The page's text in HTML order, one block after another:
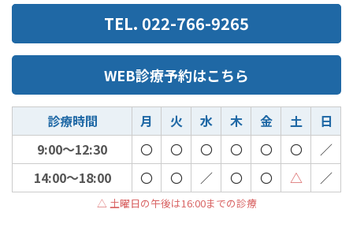
TEL. 022-766-9265
WEB診療予約はこちら
診療時間 月 火 水 木 金 土
日
9:00～12:30
〇 〇 〇 〇 〇 〇
／
14:00～18:00
〇 〇 ／ 〇 〇 △ ／
△ 土曜日の午後は16:00までの診療